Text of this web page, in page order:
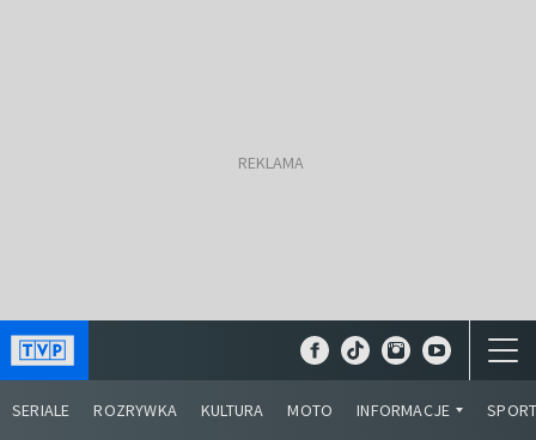
SERIALE ROZRYWKA KULTURA MOTO INFORMACJE